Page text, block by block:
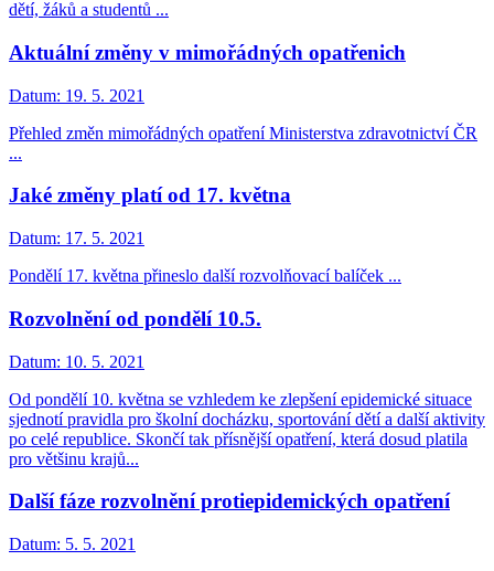
dětí, žáků a studentů ...
Aktuální změny v mimořádných opatřenich
Datum: 19. 5. 2021
Přehled změn mimořádných opatření Ministerstva zdravotnictví ČR
...
Jaké změny platí od 17. května
Datum: 17. 5. 2021
Pondělí 17. května přineslo další rozvolňovací balíček ...
Rozvolnění od pondělí 10.5.
Datum: 10. 5. 2021
Od pondělí 10. května se vzhledem ke zlepšení epidemické situace
sjednotí pravidla pro školní docházku, sportování dětí a další aktivity
po celé republice. Skončí tak přísnější opatření, která dosud platila
pro většinu krajů...
Další fáze rozvolnění protiepidemických opatření
Datum: 5. 5. 2021